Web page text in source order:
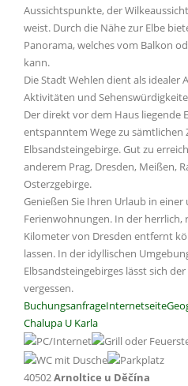
Aussichtspunkte, der
weist. Durch die Nähe zur Elbe
Panorama, welches vom Balkon
kann.
Die Stadt Wehlen dient als idealer
Aktivitäten und
Der direkt vor dem Haus liegende
entspanntem Wege zu sämtlichen
Elbsandsteingebirge. Gut zu
anderem Prag, Dresden, Meißen,
Osterzgebirge.
Genießen Sie Ihren Urlaub in
Ferienwohnungen. In der herrlich,
Kilometer von Dresden entfernt
lassen. In der idyllischen
Elbsandsteingebirges lässt sich
vergessen.
BuchungsanfrageInternetseite
Chalupa U Karla
40502Arnoltice u Děčína